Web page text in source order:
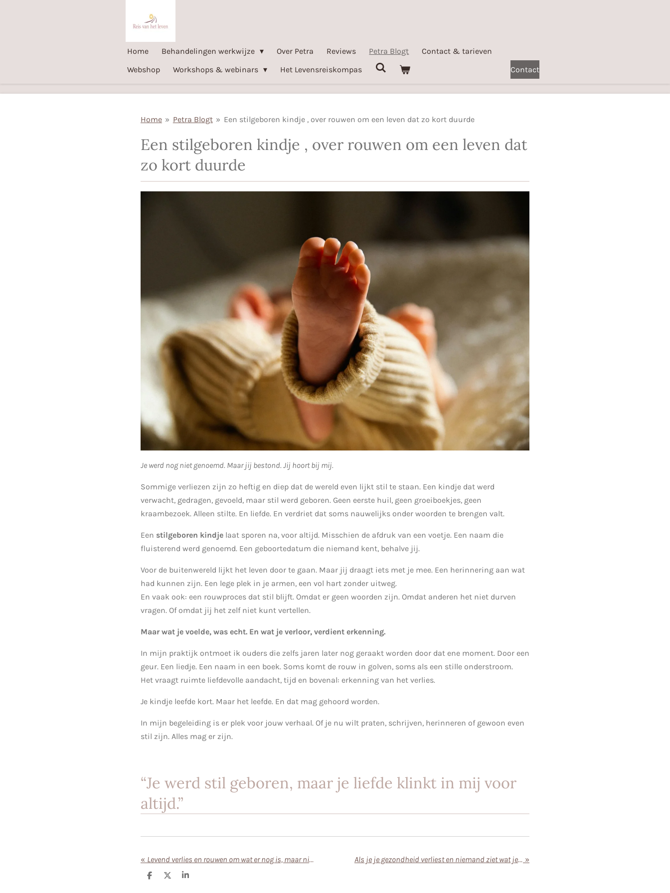
Home Behandelingen werkwijze Over Petra Reviews Petra Blogt
Contact & tarieven
Webshop
Workshops & webinars Het Levensreiskompas Contact
Home » Petra Blogt » Een stilgeboren kindje , over rouwen om een leven dat zo kort duurde
Een stilgeboren kindje , over rouwen om een leven dat
zo kort duurde
Je werd nog niet genoemd. Maar jij bestond. Jij hoort bij mij.
Sommige verliezen zijn zo heftig en diep dat de wereld even lijkt stil te staan. Een kindje dat werd
verwacht, gedragen, gevoeld, maar stil werd geboren. Geen eerste huil, geen groeiboekjes, geen
kraambezoek. Alleen stilte. En liefde. En verdriet dat soms nauwelijks onder woorden te brengen valt.
Een stilgeboren kindje laat sporen na, voor altijd. Misschien de afdruk van een voetje. Een naam die
fluisterend werd genoemd. Een geboortedatum die niemand kent, behalve jij.
Voor de buitenwereld lijkt het leven door te gaan. Maar jij draagt iets met je mee. Een herinnering aan wat
had kunnen zijn. Een lege plek in je armen, een vol hart zonder uitweg.
En vaak ook: een rouwproces dat stil blijft. Omdat er geen woorden zijn. Omdat anderen het niet durven
vragen. Of omdat jij het zelf niet kunt vertellen.
Maar wat je voelde, was echt. En wat je verloor, verdient erkenning.
In mijn praktijk ontmoet ik ouders die zelfs jaren later nog geraakt worden door dat ene moment. Door een
geur. Een liedje. Een naam in een boek. Soms komt de rouw in golven, soms als een stille onderstroom.
Het vraagt ruimte liefdevolle aandacht, tijd en bovenal: erkenning van het verlies.
Je kindje leefde kort. Maar het leefde. En dat mag gehoord worden.
In mijn begeleiding is er plek voor jouw verhaal. Of je nu wilt praten, schrijven, herinneren of gewoon even
stil zijn. Alles mag er zijn.
“Je werd stil geboren, maar je liefde klinkt in mij voor
altijd.”
« Levend verlies en rouwen om wat er nog is, maar niet meer hetzelfde is. Als je je gezondheid verliest en niemand ziet wat je allemaal mist »
D
D
S